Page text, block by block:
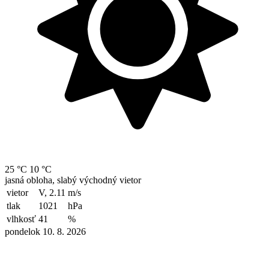
25 °C 10 °C
jasná obloha, slabý východný vietor
vietor
V, 2.11 m/s
tlak
1021
hPa
vlhkosť 41
%
pondelok 10. 8. 2026